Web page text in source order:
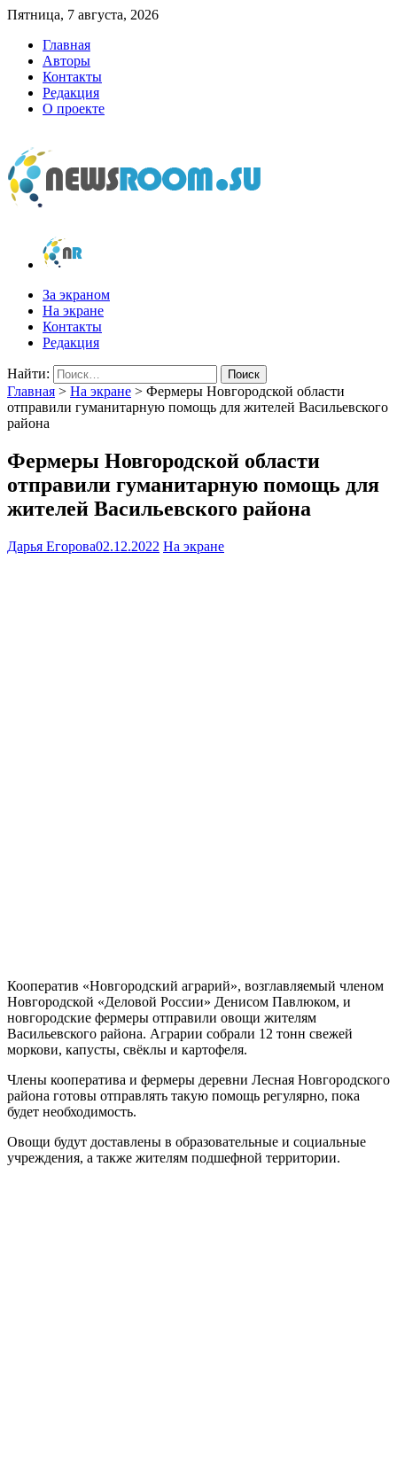
Пятница, 7 августа, 2026
Главная
Авторы
Контакты
Редакция
О проекте
newsroom.su
Новости о новостях
За экраном
На экране
Контакты
Редакция
Найти:
Главная > На экране > Фермеры Новгородской области
отправили гуманитарную помощь для жителей Васильевского
района
Фермеры Новгородской области
отправили гуманитарную помощь для
жителей Васильевского района
Дарья Егорова02.12.2022 На экране
Кооператив «Новгородский аграрий», возглавляемый членом
Новгородской «Деловой России» Денисом Павлюком, и
новгородские фермеры отправили овощи жителям
Васильевского района. Аграрии собрали 12 тонн свежей
моркови, капусты, свёклы и картофеля.
Члены кооператива и фермеры деревни Лесная Новгородского
района готовы отправлять такую помощь регулярно, пока
будет необходимость.
Овощи будут доставлены в образовательные и социальные
учреждения, а также жителям подшефной территории.